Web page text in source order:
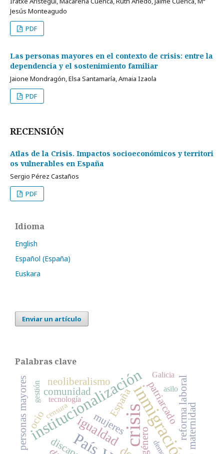
Jesús Monteagudo
PDF
Las personas mayores en el contexto de crisis: entre la
dependencia y el sostenimiento familiar
Jaione Mondragón, Elsa Santamaría, Amaia Izaola
PDF
RECENSIÓN
Atlas de la Crisis. Impactos socioeconómicos y territori
os vulnerables en España
Sergio Pérez Castaños
PDF
Idioma
English
Español (España)
Euskara
Enviar un artículo
Palabras clave
crisis
inmigración
institucionalización
igualdad reforma laboral
comunidad
género
neoliberalismo
mujeres
España maternidad
patriarcado
ocio
personas mayores asilo
gestión tecnología
censura
Galicia